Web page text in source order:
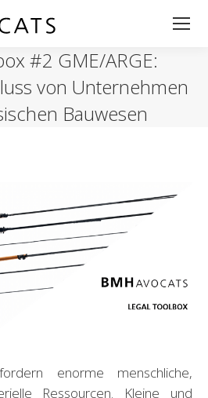
#2 GME/ARGE:
von Unternehmen
Bauwesen
enorme menschliche,
Ressourcen. Kleine und